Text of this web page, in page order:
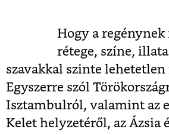
Hogy a
rétege, színe,
szavakkal szinte lehetetlen
Egyszerre szól
Isztambulról, valamint az
Kelet helyzetéről, az Ázsia